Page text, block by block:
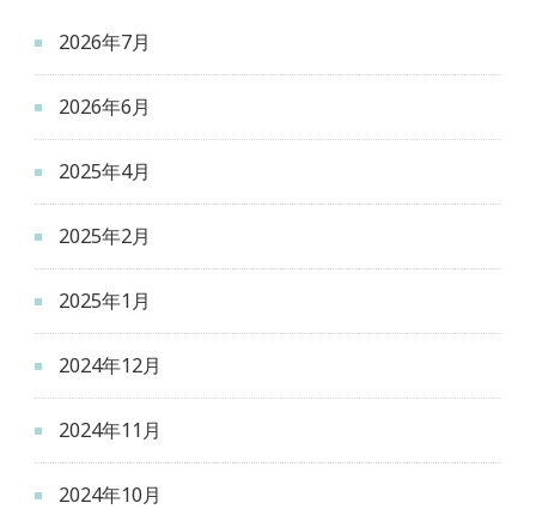
2026年7月
2026年6月
2025年4月
2025年2月
2025年1月
2024年12月
2024年11月
2024年10月